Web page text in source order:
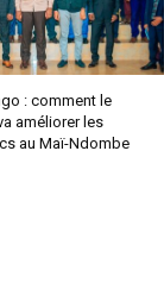
: comment le
améliorer les
au Maï-Ndombe